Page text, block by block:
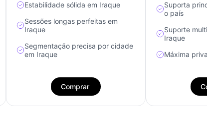
Estabilidade sólida em Iraque
Sessões longas perfeitas em
Iraque
Segmentação precisa por cidade
em Iraque
Comprar
Suporta
o país
Suporte
Iraque
Máxima